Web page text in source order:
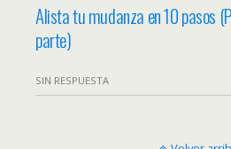
Alista tu mudanza en 10 pasos
parte)
SIN RESPUESTA